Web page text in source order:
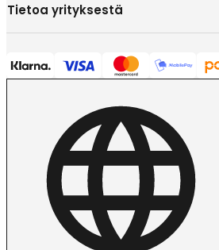
Tietoa yrityksestä